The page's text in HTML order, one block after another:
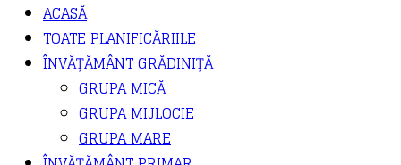
ACASĂ
TOATE PLANIFICĂRIILE
ÎNVĂȚĂMÂNT GRĂDINIȚĂ
GRUPA MICĂ
GRUPA MIJLOCIE
GRUPA MARE